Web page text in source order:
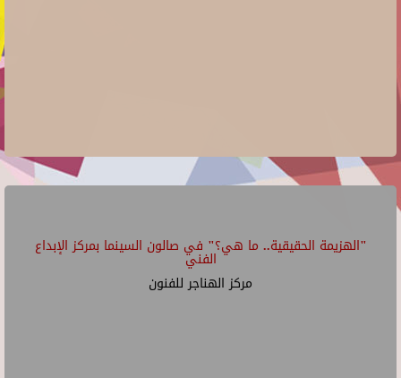
"الهزيمة الحقيقية.. ما هي؟" في صالون السينما بمركز الإبداع
الفني
مركز الهناجر للفنون